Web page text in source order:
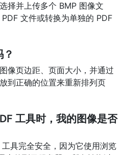
择并上传多个 BMP 图像文
文件或转换为单独的 PDF
像页边距、页面大小，并通过
到正确的位置来重新排列页
工具时，我的图像是否
工具完全安全，因为它使用浏览